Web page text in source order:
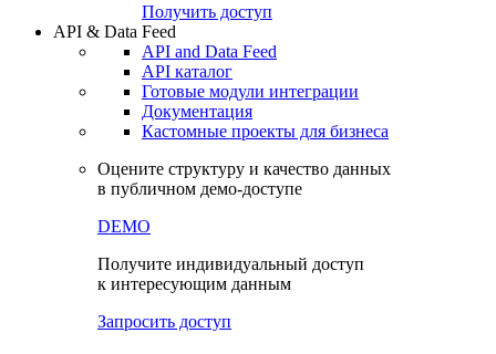
Получить доступ
API & Data Feed
API and Data Feed
API каталог
Готовые модули интеграции
Документация
Кастомные проекты для бизнеса
Оцените структуру и качество данных
в публичном демо-доступе
DEMO
Получите индивидуальный доступ
к интересующим данным
Запросить доступ